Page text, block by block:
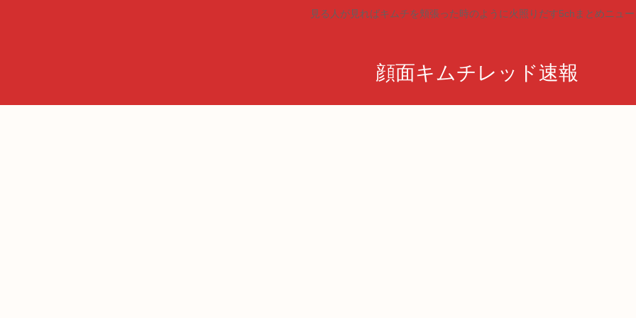
見る人が見ればキムチを頬張った時のように火照りだす5chまとめニュ
顔面キムチレッド速報